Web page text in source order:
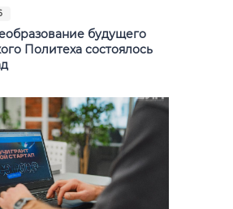
будущего
Политеха состоялось